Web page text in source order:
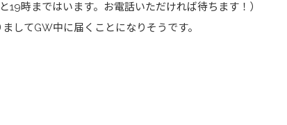
時まではいます。お電話いただければ待ちます！）
してGW中に届くことになりそうです。